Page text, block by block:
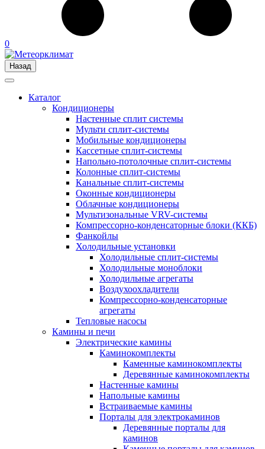
0
Назад
Каталог
Кондиционеры
Настенные сплит системы
Мульти сплит-системы
Мобильные кондиционеры
Кассетные сплит-системы
Напольно-потолочные сплит-системы
Колонные сплит-системы
Канальные сплит-системы
Оконные кондиционеры
Облачные кондиционеры
Мультизональные VRV-системы
Компрессорно-конденсаторные блоки (ККБ)
Фанкойлы
Холодильные установки
Холодильные сплит-системы
Холодильные моноблоки
Холодильные агрегаты
Воздухоохладители
Компрессорно-конденсаторные
агрегаты
Тепловые насосы
Камины и печи
Электрические камины
Каминокомплекты
Каменные каминокомплекты
Деревянные каминокомплекты
Настенные камины
Напольные камины
Встраиваемые камины
Порталы для электрокаминов
Деревянные порталы для
каминов